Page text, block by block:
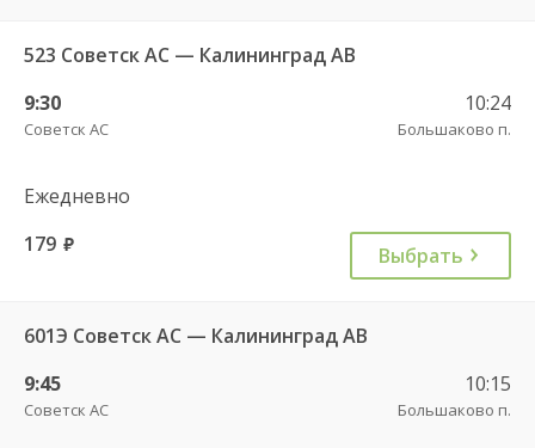
523 Советск АС — Калининград АВ
9:30
Советск АС
10:24
Большаково п.
Ежедневно
179 руб. Выбрать
601Э Советск АС — Калининград АВ
9:45
Советск АС
10:15
Большаково п.